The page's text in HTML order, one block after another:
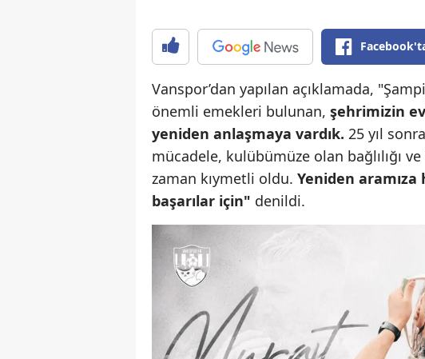
Vanspor’dan yapılan açıklamada,
önemli emekleri bulunan, şehrimizin
yeniden anlaşmaya vardık. 25 yıl
mücadele, kulübümüze olan bağlılığı
zaman kıymetli oldu. Yeniden aramıza
başarılar için" denildi.